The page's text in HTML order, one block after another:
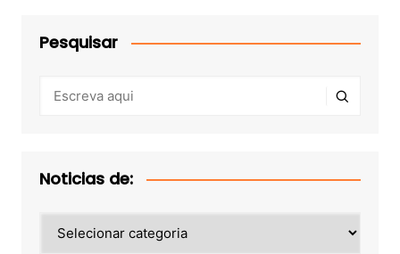
Pesquisar
Noticias de:
de: